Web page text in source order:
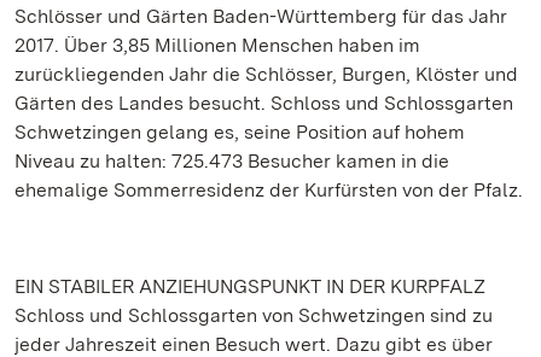
Schlösser und Gärten Baden-Württemberg für das Jahr
2017. Über 3,85 Millionen Menschen haben im
zurückliegenden Jahr die Schlösser, Burgen, Klöster und
Gärten des Landes besucht. Schloss und Schlossgarten
Schwetzingen gelang es, seine Position auf hohem
Niveau zu halten: 725.473 Besucher kamen in die
ehemalige Sommerresidenz der Kurfürsten von der Pfalz.
EIN STABILER ANZIEHUNGSPUNKT IN DER KURPFALZ
Schloss und Schlossgarten von Schwetzingen sind zu
jeder Jahreszeit einen Besuch wert. Dazu gibt es über